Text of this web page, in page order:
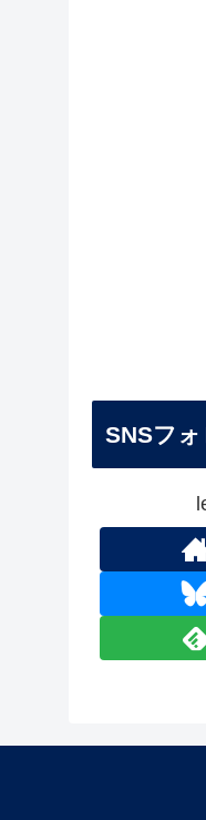
SNSフ